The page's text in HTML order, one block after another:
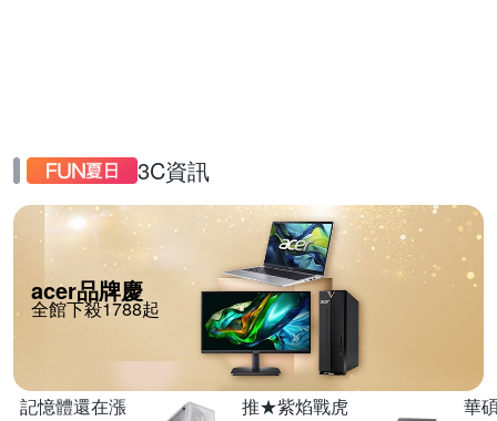
3C資訊
acer品牌慶
全館下殺1788起
記憶體還在漲
推★紫焰戰虎
華